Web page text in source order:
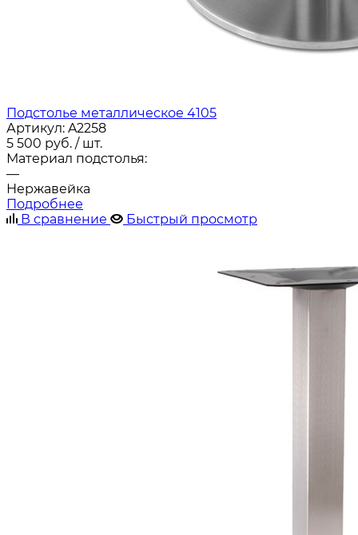
Подстолье металлическое 4105
Артикул: A2258
5 500 руб. / шт.
Материал подстолья:
—
Нержавейка
Подробнее
В сравнение
Быстрый просмотр